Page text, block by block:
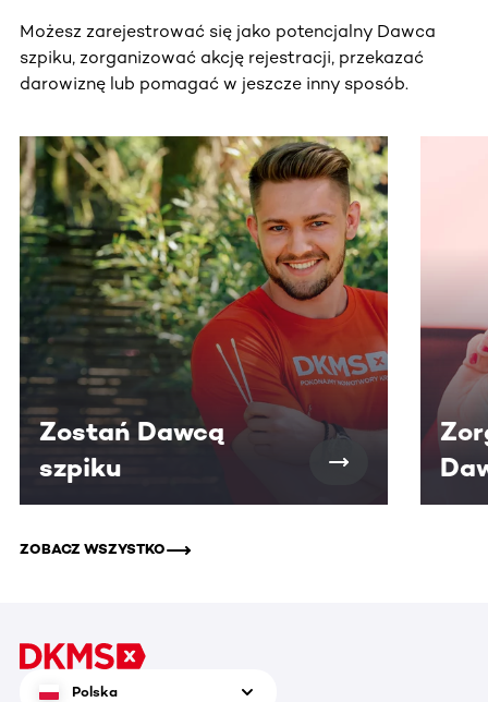
Możesz zarejestrować się jako potencjalny Dawca
szpiku, zorganizować akcję rejestracji, przekazać
darowiznę lub pomagać w jeszcze inny sposób.
Ta sekcja zawiera treści przewijane w poziomie. Użyj
Zostań Dawcą
szpiku
ZOBACZ WSZYSTKO
Polska